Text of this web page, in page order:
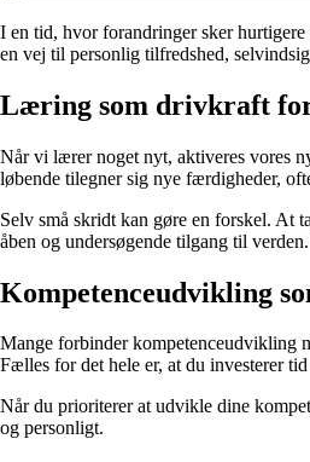
I en tid, hvor forandringer sker
en vej til personlig tilfredshed,
Læring som drivkraft
Når vi lærer noget nyt, aktiveres vores
løbende tilegner sig nye færdigheder,
Selv små skridt kan gøre en forskel. At
åben og undersøgende tilgang til verden.
Kompetenceudvikling
Mange forbinder kompetenceudvikling
Fælles for det hele er, at du investerer
Når du prioriterer at udvikle dine
og personligt.